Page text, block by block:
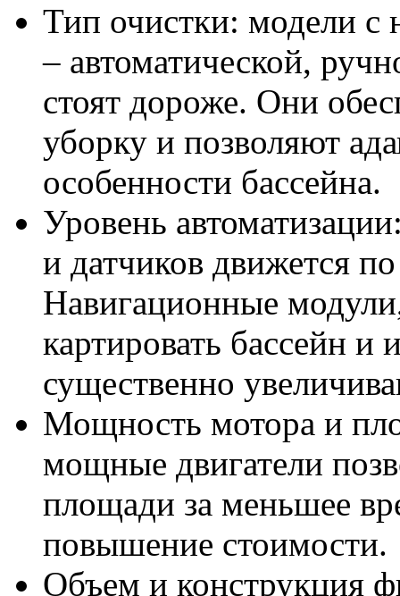
Тип очистки: модели с
– автоматической,
стоят дороже. Они
уборку и позволяют
особенности бассейна.
Уровень
и датчиков движется
Навигационные
картировать бассейн и
существенно
Мощность мотора и
мощные двигатели
площади за меньшее
повышение стоимости.
Объем и конструкция